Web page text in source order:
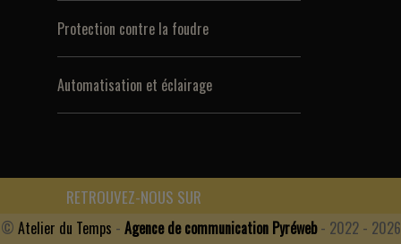
Protection contre la foudre
Automatisation et éclairage
RETROUVEZ-NOUS SUR
© Atelier du Temps - Agence de communication Pyréweb- 2022 - 2026